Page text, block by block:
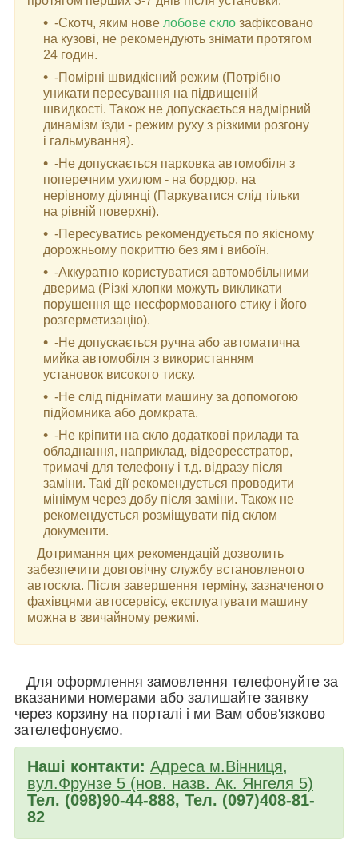
-Скотч, яким нове лобове скло зафіксовано
на кузові, не рекомендують знімати протягом
24 годин.
-Помірні швидкісний режим (Потрібно
уникати пересування на підвищеній
швидкості. Також не допускається надмірний
динамізм їзди - режим руху з різкими розгону
і гальмування).
-Не допускається парковка автомобіля з
поперечним ухилом - на бордюр, на
нерівному ділянці (Паркуватися слід тільки
на рівній поверхні).
-Пересуватись рекомендується по якісному
дорожньому покриттю без ям і вибоїн.
-Аккуратно користуватися автомобільними
дверима (Різкі хлопки можуть викликати
порушення ще несформованого стику і його
розгерметизацію).
-Не допускається ручна або автоматична
мийка автомобіля з використанням
установок високого тиску.
-Не слід піднімати машину за допомогою
підйомника або домкрата.
-Не кріпити на скло додаткові прилади та
обладнання, наприклад, відеореєстратор,
тримачі для телефону і т.д. відразу після
заміни. Такі дії рекомендується проводити
мінімум через добу після заміни. Також не
рекомендується розміщувати під склом
документи.
Дотримання цих рекомендацій дозволить
забезпечити довговічну службу встановленого
автоскла. Після завершення терміну, зазначеного
фахівцями автосервісу, експлуатувати машину
можна в звичайному режимі.
Для оформлення замовлення телефонуйте за
вказаними номерами або залишайте заявку
через корзину на порталі і ми Вам обов'язково
зателефонуємо.
Наші контакти: Адреса м.Вінниця,
вул.Фрунзе 5 (нов. назв. Ак. Янгеля 5)
Тел. (098)90-44-888, Тел. (097)408-81-
82